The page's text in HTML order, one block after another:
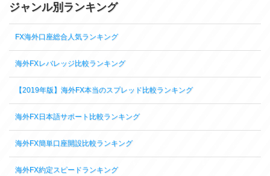
ジャンル別ランキング
FX海外口座総合人気ランキング
海外FXレバレッジ比較ランキング
【2019年版】海外FX本当のスプレッド比較ランキング
海外FX日本語サポート比較ランキング
海外FX簡単口座開設比較ランキング
海外FX約定スピードランキング